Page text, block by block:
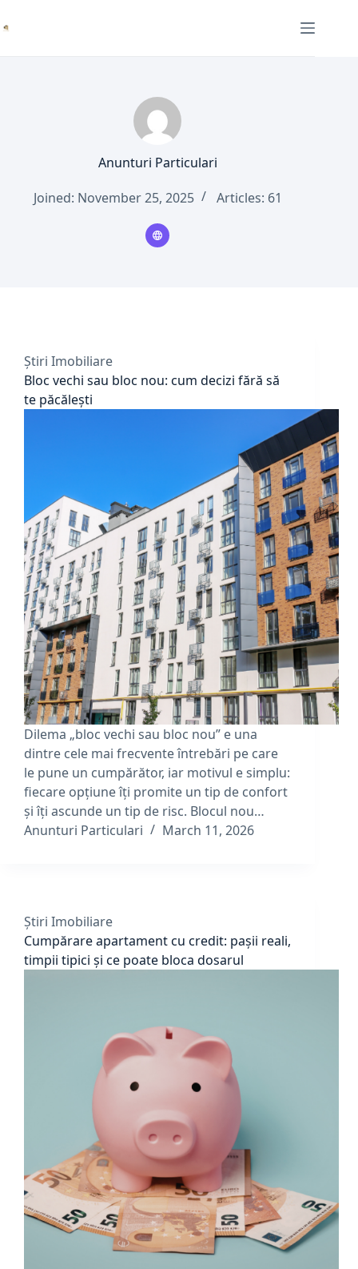
to
Anunturi Particulari
Joined: November 25, 2025
Articles: 61
Știri Imobiliare
Bloc vechi sau bloc nou: cum decizi fără să
te păcălești
Dilema „bloc vechi sau bloc nou” e una
dintre cele mai frecvente întrebări pe care
le pune un cumpărător, iar motivul e simplu:
fiecare opțiune îți promite un tip de confort
și îți ascunde un tip de risc. Blocul nou…
Anunturi Particulari
March 11, 2026
Știri Imobiliare
Cumpărare apartament cu credit: pașii reali,
timpii tipici și ce poate bloca dosarul